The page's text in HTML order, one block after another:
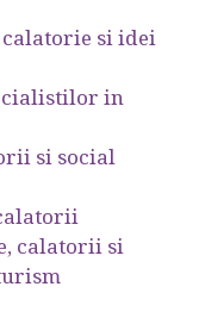
calatorie si idei
in
si social
calatorii si